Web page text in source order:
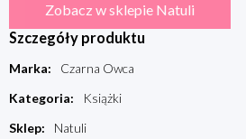
Zobacz w sklepie Natuli
Szczegóły produktu
Marka:
Czarna Owca
Kategoria:
Książki
Sklep: Natuli